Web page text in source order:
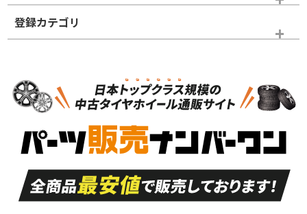
ホイールランク
S
品）
S
新車外し品（新古
付き
A
走行距離も少なく、
目立つ傷もほとんど
ない中古品
A
走行距離も少なく、
非常に状態の良い中
古品
登録カテゴリ
タイヤホイールセット